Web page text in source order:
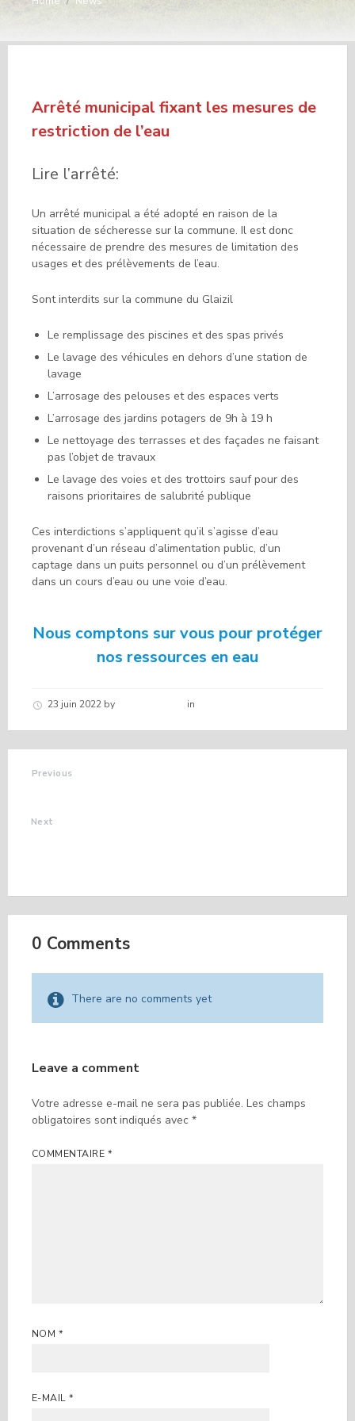
Arrêté municipal fixant les mesures de
restriction de l’eau
Lire l’arrêté:
Un arrêté municipal a été adopté en raison de la
situation de sécheresse sur la commune. Il est donc
nécessaire de prendre des mesures de limitation des
usages et des prélèvements de l’eau.
Sont interdits sur la commune du Glaizil
Le remplissage des piscines et des spas privés
Le lavage des véhicules en dehors d’une station de
lavage
L’arrosage des pelouses et des espaces verts
L’arrosage des jardins potagers de 9h à 19 h
Le nettoyage des terrasses et des façades ne faisant
pas l’objet de travaux
Le lavage des voies et des trottoirs sauf pour des
raisons prioritaires de salubrité publique
Ces interdictions s’appliquent qu’il s’agisse d’eau
provenant d’un réseau d’alimentation public, d’un
captage dans un puits personnel ou d’un prélèvement
dans un cours d’eau ou une voie d’eau.
Nous comptons sur vous pour protéger
nos ressources en eau
23 juin 2022 by in
Previous
Next
0 Comments
There are no comments yet
Leave a comment
Votre adresse e-mail ne sera pas publiée. Les champs
obligatoires sont indiqués avec *
COMMENTAIRE *
NOM *
E-MAIL*